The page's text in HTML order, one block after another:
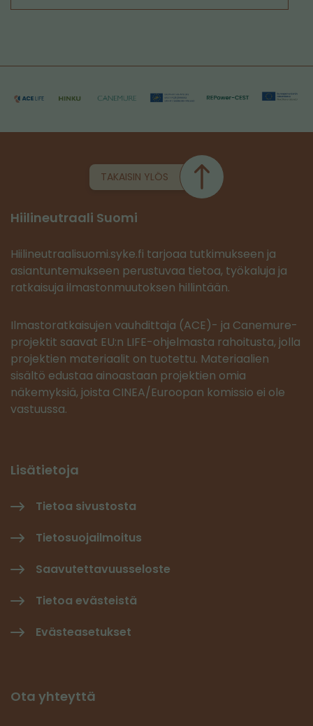
TAKAISIN YLÖS
Hiilineutraali Suomi
Hiilineutraalisuomi.syke.fi tarjoaa tutkimukseen ja
asiantuntemukseen perustuvaa tietoa, työkaluja ja
ratkaisuja ilmastonmuutoksen hillintään.
Ilmastoratkaisujen vauhdittaja (ACE)- ja Canemure-
projektit saavat EU:n LIFE-ohjelmasta rahoitusta, jolla
projektien materiaalit on tuotettu. Materiaalien
sisältö edustaa ainoastaan projektien omia
näkemyksiä, joista CINEA/Euroopan komissio ei ole
vastuussa.
Lisätietoja
Tietoa sivustosta
Tietosuojailmoitus
Saavutettavuusseloste
Tietoa evästeistä
Evästeasetukset
Ota yhteyttä